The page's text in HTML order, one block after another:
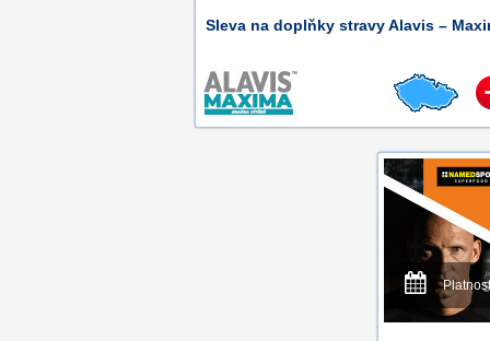
Sleva na doplňky stravy Alavis –